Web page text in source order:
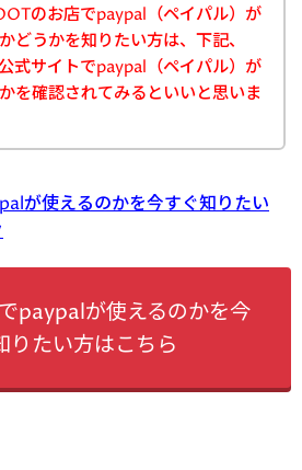
のお店でpaypal（ペイパル）が
どうかを知りたい方は、下記、
式サイトでpaypal（ペイパル）が
を確認されてみるといいと思いま
が使えるのかを今すぐ知りたい
paypalが使えるのかを今
りたい方はこちら